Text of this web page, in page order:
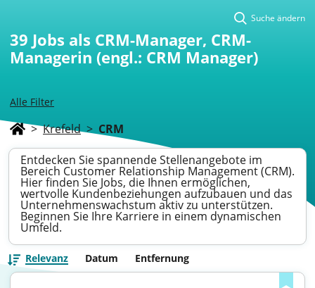
Alle Filter
Suche ändern
39 Jobs als CRM-Manager, CRM-
Managerin (engl.: CRM Manager)
> Krefeld > CRM
Entdecken Sie spannende Stellenangebote im
Bereich Customer Relationship Management (CRM).
Hier finden Sie Jobs, die Ihnen ermöglichen,
wertvolle Kundenbeziehungen aufzubauen und das
Unternehmenswachstum aktiv zu unterstützen.
Beginnen Sie Ihre Karriere in einem dynamischen
Umfeld.
Relevanz Datum Entfernung